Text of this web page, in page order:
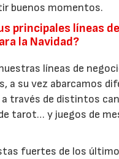
buenos momentos.
principales líneas
la Navidad?
líneas de
a su vez abarcamos
través de distintos
tarot… y juegos de
fuertes de los